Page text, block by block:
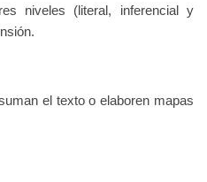
niveles (literal, inferencial y
el texto o elaboren mapas